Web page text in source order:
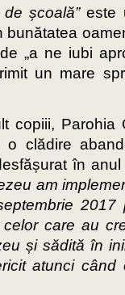
școală”este
bunătatea
„a ne iubi
un mare
copiii,
o clădire
în
am
care au
și sădită în
atunci când